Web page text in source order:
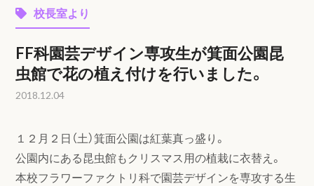
校長室より
FF科園芸デザイン専攻生が箕面公園昆
虫館で花の植え付けを行いました。
2018.12.04
１２月２日（土）箕面公園は紅葉真っ盛り。
公園内にある昆虫館もクリスマス用の植栽に衣替え。
本校フラワーファクトリ科で園芸デザインを専攻する生